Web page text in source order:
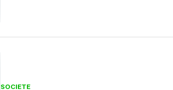
SOCIETE